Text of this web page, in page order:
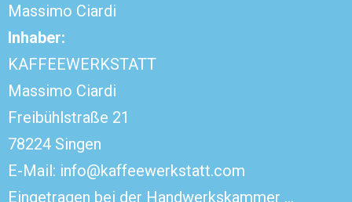
Massimo Ciardi
Inhaber:
KAFFEEWERKSTATT
Massimo Ciardi
Freibühlstraße 21
78224 Singen
E-Mail: info@kaffeewerkstatt.com
Eingetragen bei der Handwerkskammer …